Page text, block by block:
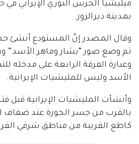
ميليشيا الحرس الثوري الإيراني في
بمدينة ديرالزور.
وقال المصدر إنّ المستودع أنشئ
تم وضع صور “بشار وماهر الأسد”
وعبارة الفرقة الرابعة على مدخله
الأسد وليس للمليشيات الإيرانية.
وأنشأت المليشيات الإيرانية قبل
بالقرب من جسر الجورة عند ضفاف
كاطع القريبة من مناطق شرقي